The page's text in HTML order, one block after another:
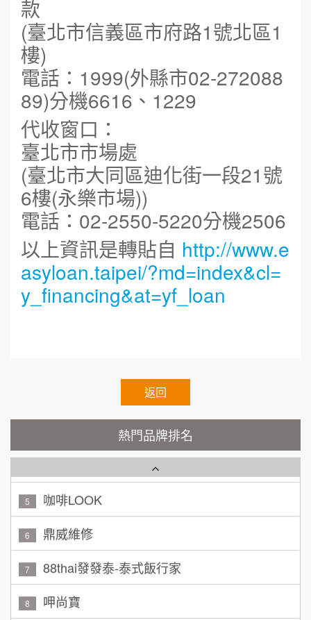
款
(臺北市信義區市府路1號北區1
樓)
電話：1999(外縣市02-272088
89)分機6616、1229
代收窗口：
臺北市市場處
(臺北市大同區迪化街一段21號
6樓(永樂市場))
電話：02-2550-5220分機2506
以上資訊是轉貼自 http://www.e
asyloan.taipei/?md=index&cl=
y_financing&at=yf_loan
返回
熱門品牌排名
6 鼎威維修
7 88thai發發泰-泰式飯行家
8 呷尚寶
9 SHARE TEA歇腳亭
秉宏小米甜甜圈
4 潮鍋癮
5 咖啡LOOK
6 鼎威維修
7 88thai發發泰-泰式飯行家
8 呷尚寶
周 先生/小姐 台北
加盟預算
徐 先生/小姐
加盟預算 50萬~75萬
何 先生/小姐
加盟預算
黃 先生/小姐
加盟預算 100萬~150萬
林 先生/小姐 屏東縣
加盟預算